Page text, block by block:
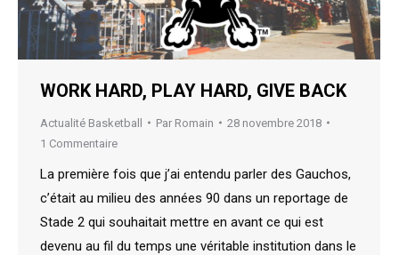
WORK HARD, PLAY HARD, GIVE BACK
Actualité Basketball Par Romain
28 novembre 2018
1 Commentaire
La première fois que j’ai entendu parler des Gauchos,
c’était au milieu des années 90 dans un reportage de
Stade 2 qui souhaitait mettre en avant ce qui est
devenu au fil du temps une véritable institution dans le